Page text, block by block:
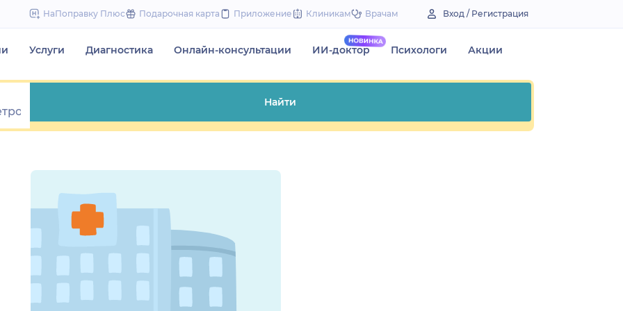
to
НаПоправку Плюс Подарочная карта Приложение Клиникам Врачам Вход / Регистрация
Услуги Диагностика Онлайн-консультации ИИ-доктор Психологи Акции
Найти